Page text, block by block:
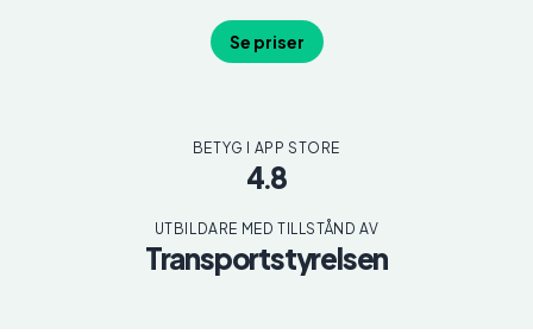
Se priser
BETYG I APP STORE
4.8
UTBILDARE MED TILLSTÅND AV
Transportstyrelsen